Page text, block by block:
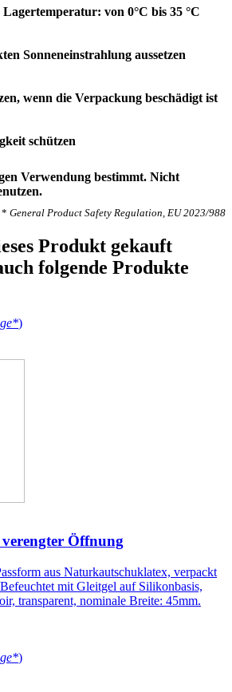
von 0°C bis 35 °C
Sonneneinstrahlung aussetzen
wenn die Verpackung beschädigt ist
schützen
Verwendung bestimmt. Nicht
* General Product Safety Regulation, EU 2023/988
Produkt gekauft
folgende Produkte
)
Öffnung
aus Naturkautschuklatex, verpackt
mit Gleitgel auf Silikonbasis,
transparent, nominale Breite: 45mm.
)